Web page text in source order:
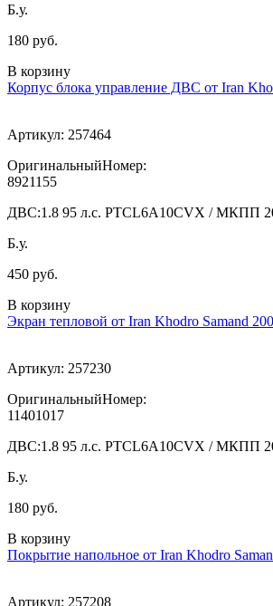
Б.у.
180 руб.
В корзину
Корпус блока управление ДВС от Iran
Артикул: 257464
ОригинальныйНомер:
8921155
ДВС:1.8 95 л.с. PTCL6A10CVX / МКПП
Б.у.
450 руб.
В корзину
Экран тепловой от Iran Khodro Samand
Артикул: 257230
ОригинальныйНомер:
11401017
ДВС:1.8 95 л.с. PTCL6A10CVX / МКПП
Б.у.
180 руб.
В корзину
Покрытие напольное от Iran Khodro
Артикул: 257208